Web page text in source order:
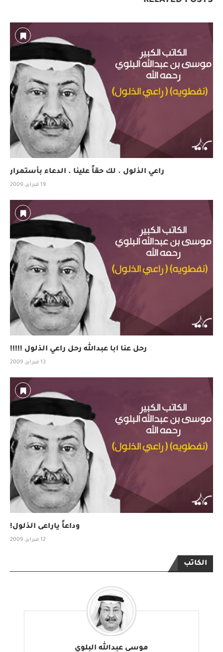
راعي الذلول . لك حقاً علينا . الدعاء بأستمرار
19 فبراير، 2009
رحل عنا ابا عبدالله رحل راعي الذلول !!!!!
13 فبراير، 2009
وداعاً ياراعى الذلول!
12 فبراير، 2009
الكاتب
موسى عبدالله البلوي